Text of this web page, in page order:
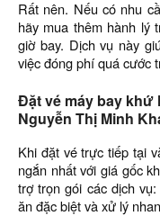
Rất nên. Nếu có nhu
hãy mua thêm hành lý
giờ bay. Dịch vụ này
việc đóng phí quá cước
Đặt vé máy bay khứ
Nguyễn Thị Minh
Khi đặt vé trực tiếp tại
ngắn nhất với giá gốc
trợ trọn gói các dịch
ăn đặc biệt và xử lý